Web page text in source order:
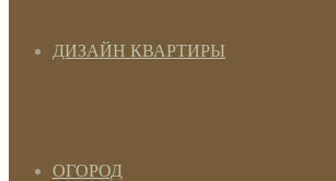
ДИЗАЙН КВАРТИРЫ
ОГОРОД